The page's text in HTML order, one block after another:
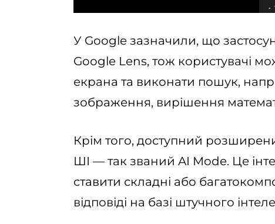
У Google зазначили, що
Google Lens, тож користувачі
екрана та виконати пошук,
зображення, вирішення
Крім того, доступний
ШІ — так званий AI Mode. Це
ставити складні або
відповіді на базі штучного